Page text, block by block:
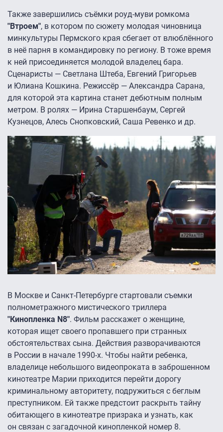
Также завершились съёмки роуд-муви ромкома
"Втроем", в котором по сюжету молодая чиновница
минкультуры Пермского края сбегает от влюблённого
в неё парня в командировку по региону. В тоже время
к ней присоединяется молодой владелец бара.
Сценаристы — Светлана Штеба, Евгений Григорьев
и Юлиана Кошкина. Режиссёр — Александра Сарана,
для которой эта картина станет дебютным полным
метром. В ролях — Ирина Старшенбаум, Сергей
Кузнецов, Алесь Снопковский, Саша Ревенко и др.
В Москве и Санкт-Петербурге стартовали съемки
полнометражного мистического триллера
"Кинопленка N8". Фильм расскажет о женщине,
которая ищет своего пропавшего при странных
обстоятельствах сына. Действия разворачиваются
в России в начале 1990-х. Чтобы найти ребенка,
владелице небольшого видеопроката в заброшенном
кинотеатре Марии приходится перейти дорогу
криминальному авторитету, подружиться с беглым
преступником. Ей также предстоит раскрыть тайну
обитающего в кинотеатре призрака и узнать, как
он связан с загадочной кинопленкой номер 8.